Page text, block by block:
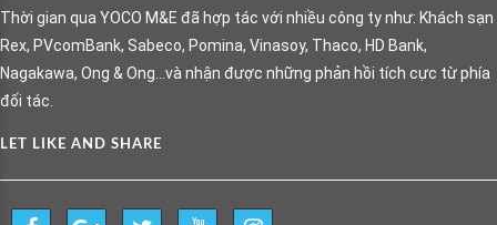
Thời gian qua YOCO M&E đã hợp tác với nhiều công ty như: Khách sạn
Rex, PVcomBank, Sabeco, Pomina, Vinasoy, Thaco, HD Bank,
Nagakawa, Ong & Ong…và nhận được những phản hồi tích cực từ phía
đối tác.
LET LIKE AND SHARE